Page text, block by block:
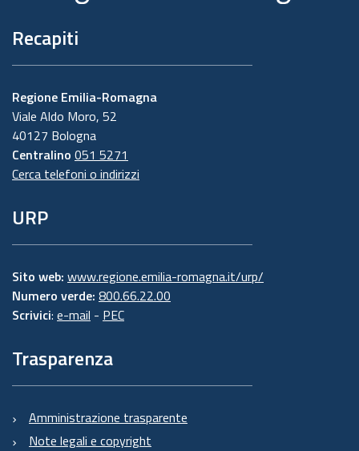
Recapiti
Regione Emilia-Romagna
Viale Aldo Moro, 52
40127 Bologna
Centralino 051 5271
Cerca telefoni o indirizzi
URP
Sito web: www.regione.emilia-romagna.it/urp/
Numero verde: 800.66.22.00
Scrivici: e-mail - PEC
Trasparenza
Amministrazione trasparente
Note legali e copyright